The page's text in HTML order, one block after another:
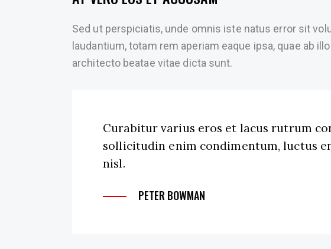
Sed ut perspiciatis, unde omnis iste natus error sit
laudantium, totam rem aperiam eaque ipsa, quae ab
architecto beatae vitae dicta sunt.
Curabitur varius eros et lacus rutrum
sollicitudin enim condimentum, luctus
nisl.
PETER BOWMAN